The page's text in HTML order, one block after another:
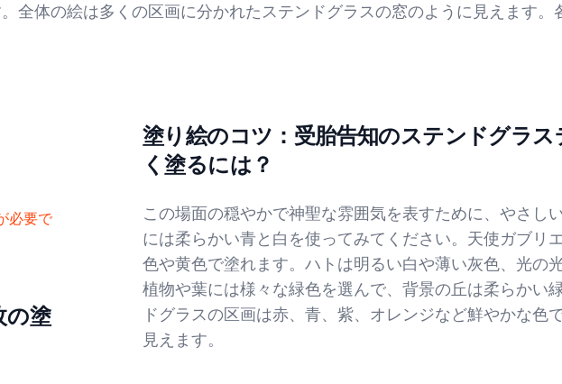
全体の絵は多くの区画に分かれたステンドグラスの窓のように見えます。
必要で
の塗
塗り絵のコツ：受胎告知のステンドグラ
く塗るには？
この場面の穏やかで神聖な雰囲気を表すために、やさし
には柔らかい青と白を使ってみてください。天使ガブリ
色や黄色で塗れます。ハトは明るい白や薄い灰色、光の
植物や葉には様々な緑色を選んで、背景の丘は柔らかい
ドグラスの区画は赤、青、紫、オレンジなど鮮やかな色
見えます。